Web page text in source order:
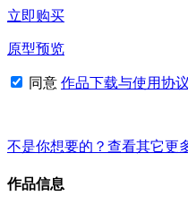
立即购买
原型预览
同意 作品下载与使用协议
不是你想要的？查看其它更
作品信息